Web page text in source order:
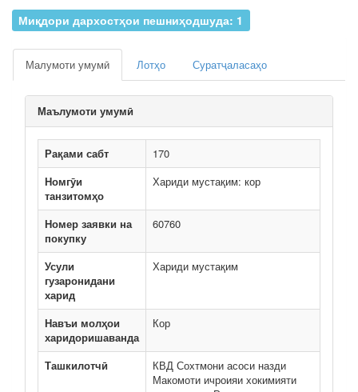
Миқдори дархостҳои пешниҳодшуда: 1
Малумоти умумӣ Лотҳо Суратҷаласаҳо
Маълумоти умумӣ
Рақами сабт
170
Номгӯи
танзитомҳо
Хариди мустақим: кор
Номер заявки на
покупку
60760
Усули
гузаронидани
харид
Хариди мустақим
Навъи молҳои
харидоришаванда
Кор
Ташкилотчӣ
КВД Сохтмони асоси назди
Макомоти ичроияи хокимияти